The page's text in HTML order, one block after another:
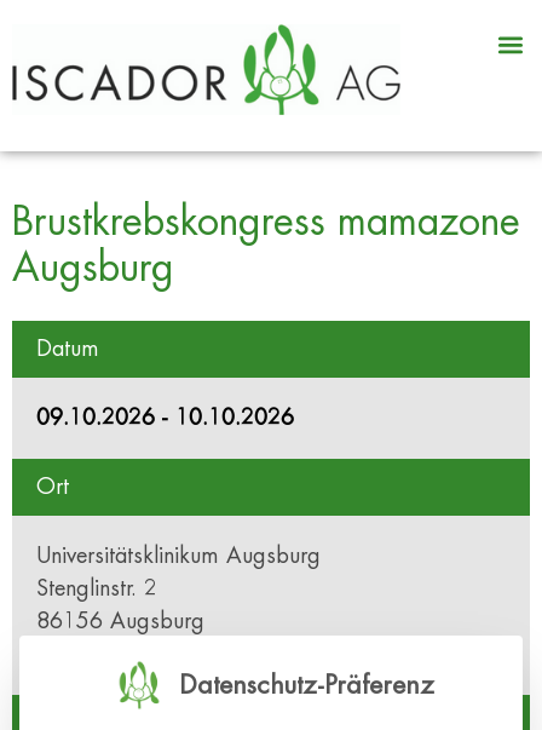
Brustkrebskongress mamazone
Augsburg
Datum
09.10.2026 - 10.10.2026
Ort
Universitätsklinikum Augsburg
Stenglinstr. 2
86156 Augsburg
Datenschutz-Präferenz